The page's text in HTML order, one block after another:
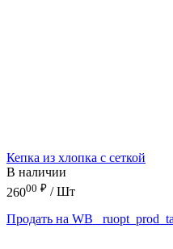
Кепка из хлопка с сеткой
В наличии
26000 ₽ / Шт
Продать на WB